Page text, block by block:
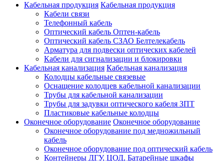
Кабельная продукция Кабельная продукция
Кабели связи
Телефонный кабель
Оптический кабель Оптен-кабель
Оптический кабель СЗАО Белтелекабель
Арматура для подвески оптических кабелей
Кабели для сигнализации и блокировки
Кабельная канализация Кабельная канализация
Колодцы кабельные связевые
Оснащение колодцев кабельной канализации
Трубы для кабельной канализации
Трубы для задувки оптического кабеля ЗПТ
Пластиковые кабельные колодцы
Оконечное оборудование Оконечное оборудование
Оконечное оборудование под медножильный
кабель
Оконечное оборудование под оптический кабель
Контейнеры ДГУ, ЦОД, Батарейные шкафы